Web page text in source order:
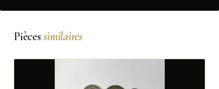
Piècessimilaires